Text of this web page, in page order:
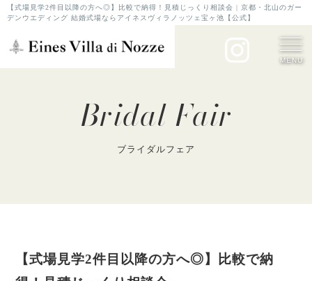
【式場見学2件目以降の方へ◎】比較で納得！見積じっくり相談会 | 京都・北山のガー
デンウエディング 結婚式場ならアイネスヴィラノッツェ宝ヶ池【公式】
MENU
Bridal Fair
ブライダルフェア
【式場見学2件目以降の方へ◎】比較で納